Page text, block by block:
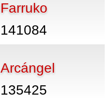
Farruko
141084
Arcángel
135425